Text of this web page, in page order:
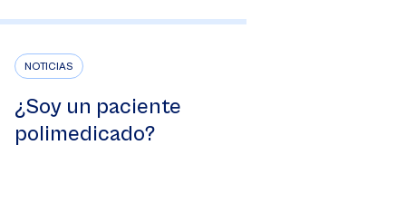
NOTICIAS
¿Soy un paciente
polimedicado?